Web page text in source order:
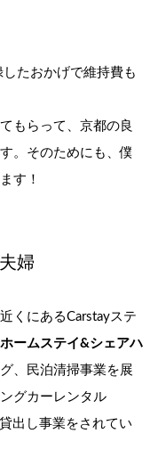
たおかげで維持費も
もらって、京都の良
。そのためにも、僕
す！
婦
くにあるCarstayステ
ームステイ&シェアハ
、民泊清掃事業を展
グカーレンタル
出し事業をされてい